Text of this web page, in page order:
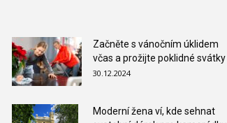
Začněte s vánočním úklidem
včas a prožijte poklidné svátky
30.12.2024
Moderní žena ví, kde sehnat